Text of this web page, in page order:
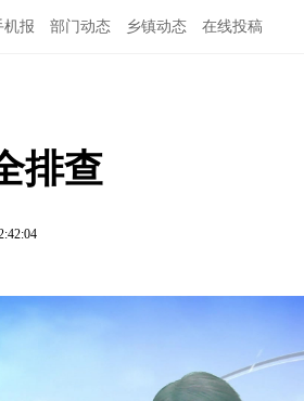
机报 部门动态 乡镇动态 在线投稿
排查